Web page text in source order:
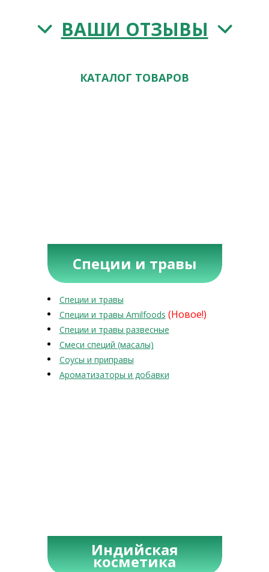
ВАШИ ОТЗЫВЫ
КАТАЛОГ ТОВАРОВ
Специи и травы
Специи и травы
Специи и травы Amilfoods (Новое!)
Специи и травы развесные
Смеси специй (масалы)
Соусы и приправы
Ароматизаторы и добавки
Индийская
косметика